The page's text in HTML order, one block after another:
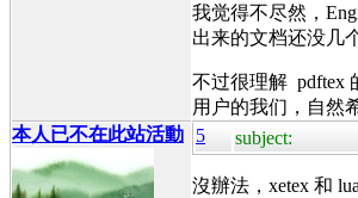
我觉得不尽然，
出来的文档还没几
不过很理解 pdftex
用户的我们，自然
本人已不在此站活動
5 subject:
沒辦法，xetex 和